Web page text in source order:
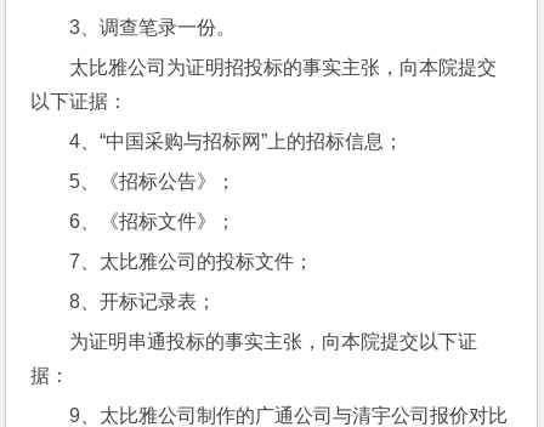
3、调查笔录一份。
太比雅公司为证明招投标的事实主张，向本院提交
以下证据：
4、“中国采购与招标网”上的招标信息；
5、《招标公告》；
6、《招标文件》；
7、太比雅公司的投标文件；
8、开标记录表；
为证明串通投标的事实主张，向本院提交以下证
据：
9、太比雅公司制作的广通公司与清宇公司报价对比